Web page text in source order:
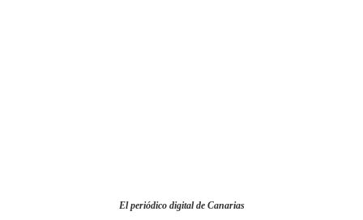
El periódico digital de Canarias